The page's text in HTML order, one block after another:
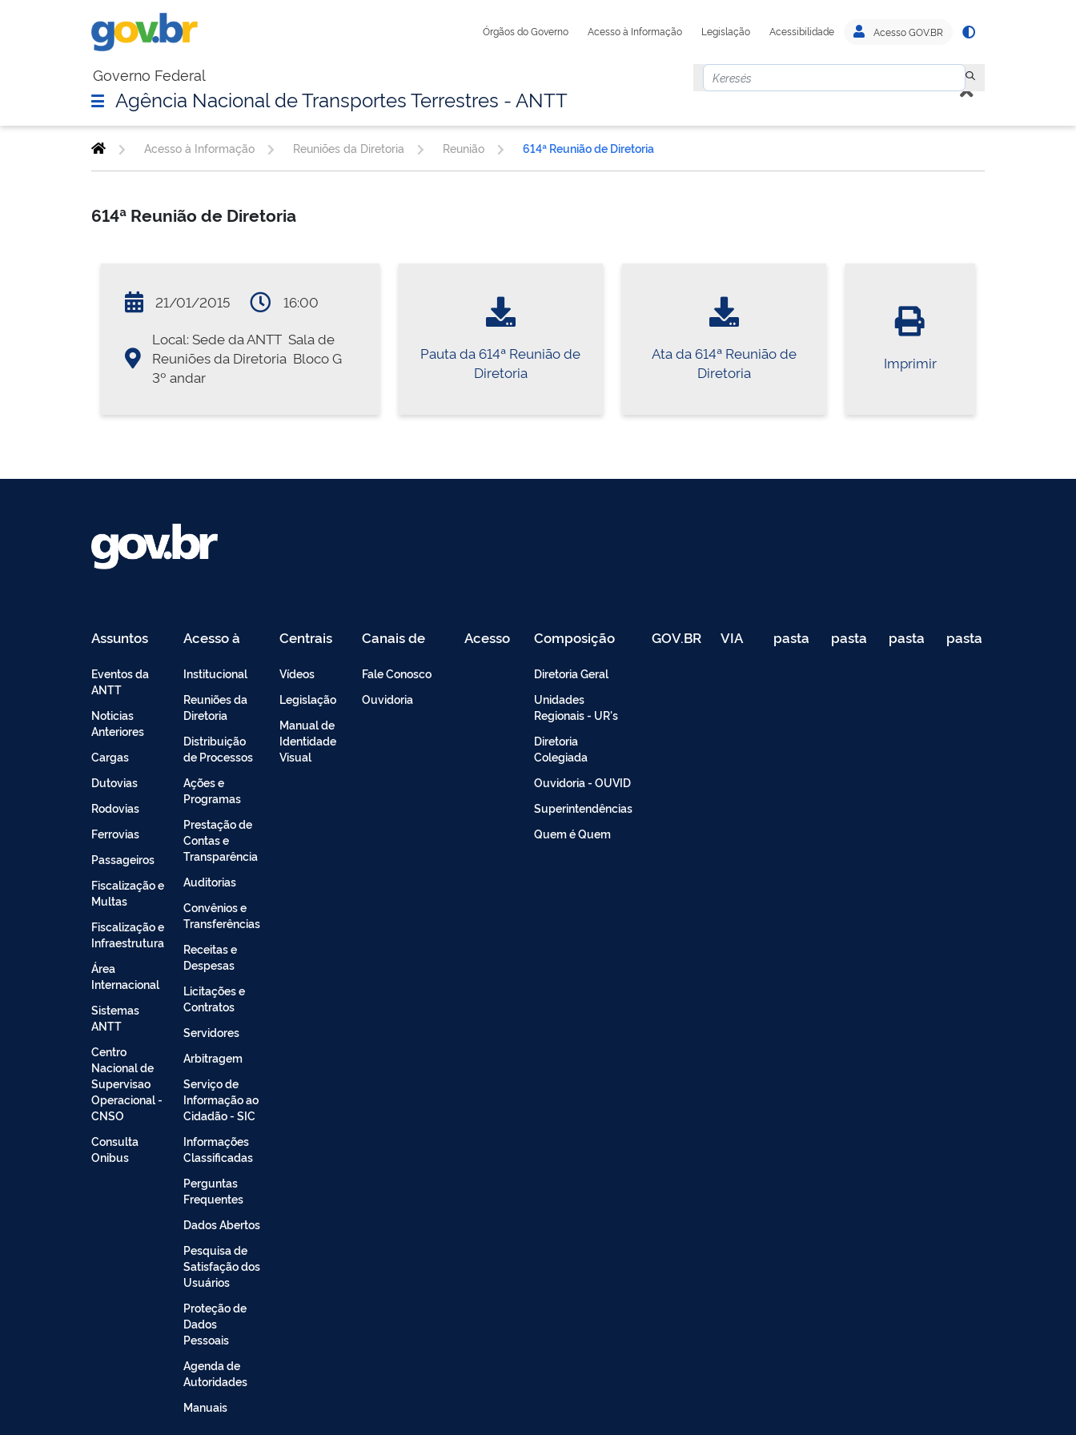
Órgãos do Governo Acesso à Informação Legislação Acessibilidade Acesso GOV.BR
Governo Federal
Agência Nacional de Transportes Terrestres - ANTT
Acesso à Informação Reuniões da Diretoria Reunião 614ª Reunião de Diretoria
614ª Reunião de Diretoria
21/01/2015
16:00
Local: Sede da ANTT  Sala de
Reuniões da Diretoria  Bloco G 
3º andar
Pauta da 614ª Reunião de
Diretoria
Ata da 614ª Reunião de
Diretoria
Imprimir
Assuntos
Eventos da
ANTT
Noticias
Anteriores
Cargas
Dutovias
Rodovias
Ferrovias
Passageiros
Fiscalização e
Multas
Fiscalização e
Infraestrutura
Área
Internacional
Sistemas
ANTT
Centro
Nacional de
Supervisao
Operacional -
CNSO
Consulta
Onibus
Acesso à
Institucional
Reuniões da
Diretoria
Distribuição
de Processos
Ações e
Programas
Prestação de
Contas e
Transparência
Auditorias
Convênios e
Transferências
Receitas e
Despesas
Licitações e
Contratos
Servidores
Arbitragem
Serviço de
Informação ao
Cidadão - SIC
Informações
Classificadas
Perguntas
Frequentes
Dados Abertos
Pesquisa de
Satisfação dos
Usuários
Proteção de
Dados
Pessoais
Agenda de
Autoridades
Manuais
Centrais
Vídeos
Legislação
Manual de
Identidade
Visual
Canais de
Fale Conosco
Ouvidoria
Acesso Composição
Diretoria Geral
Unidades
Regionais - UR's
Diretoria
Colegiada
Ouvidoria - OUVID
Superintendências
Quem é Quem
GOV.BR VIA pasta
de
pasta
de
pasta
de
pasta
de